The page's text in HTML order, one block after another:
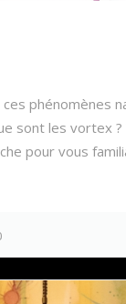
phénomènes
sont les vortex ?
pour vous